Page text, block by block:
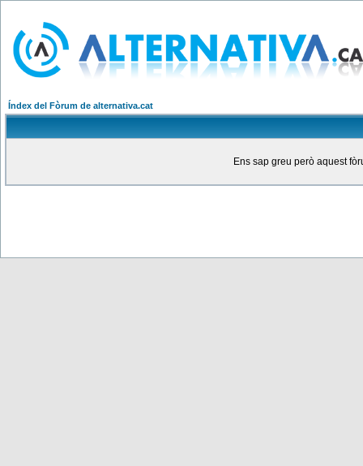
Índex del Fòrum de alternativa.cat
Ens sap greu però aquest